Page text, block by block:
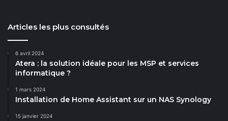
Articles les plus consultés
6 avril 2024
Atera : la solution idéale pour les MSP et services
informatique ?
1 mars 2024
Installation de Home Assistant sur un NAS Synology
15 janvier 2024